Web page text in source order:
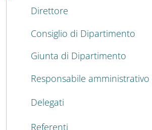
Direttore
Consiglio di Dipartimento
Giunta di Dipartimento
Responsabile amministrativo
Delegati
Referenti